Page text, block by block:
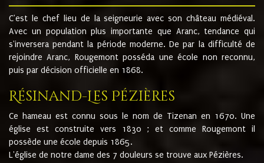
C'est le chef lieu de la seigneurie avec son château médiéval.
Avec un population plus importante que Aranc, tendance qui
s'inversera pendant la période moderne. De par la difficulté de
rejoindre Aranc, Rougemont posséda une école non reconnu,
puis par décision officielle en 1868.
Résinand-Les Pézières
Ce hameau est connu sous le nom de Tizenan en 1670. Une
église est construite vers 1830 ; et comme Rougemont il
possède une école depuis 1865.
L'église de notre dame des 7 douleurs se trouve aux Pézières.